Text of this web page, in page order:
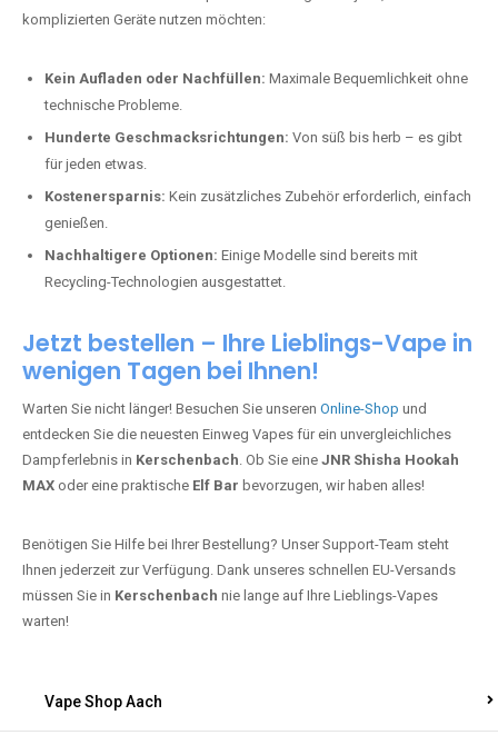
komplizierten Geräte nutzen möchten:
Kein Aufladen oder Nachfüllen: Maximale Bequemlichkeit ohne
technische Probleme.
Hunderte Geschmacksrichtungen: Von süß bis herb – es gibt
für jeden etwas.
Kostenersparnis: Kein zusätzliches Zubehör erforderlich, einfach
genießen.
Nachhaltigere Optionen: Einige Modelle sind bereits mit
Recycling-Technologien ausgestattet.
Jetzt bestellen – Ihre Lieblings-Vape in
wenigen Tagen bei Ihnen!
Warten Sie nicht länger! Besuchen Sie unseren Online-Shop und
entdecken Sie die neuesten Einweg Vapes für ein unvergleichliches
Dampferlebnis in Kerschenbach. Ob Sie eine JNR Shisha Hookah
MAX oder eine praktische Elf Bar bevorzugen, wir haben alles!
Benötigen Sie Hilfe bei Ihrer Bestellung? Unser Support-Team steht
Ihnen jederzeit zur Verfügung. Dank unseres schnellen EU-Versands
müssen Sie in Kerschenbach nie lange auf Ihre Lieblings-Vapes
warten!
Vape Shop Aach